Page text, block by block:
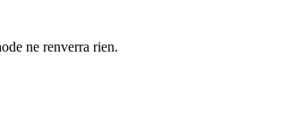
ne renverra rien.